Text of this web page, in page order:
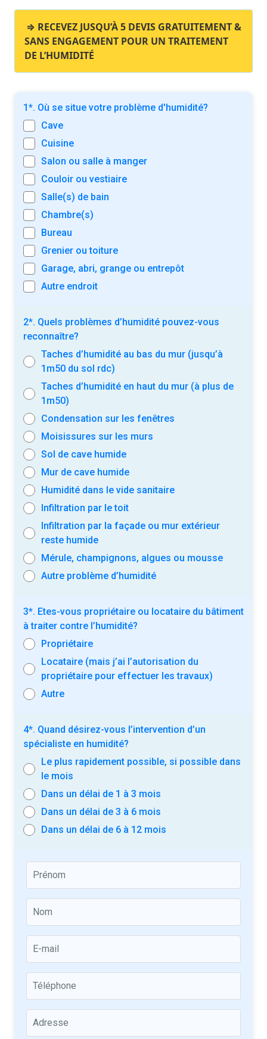
⇒ RECEVEZ JUSQU’À 5 DEVIS GRATUITEMENT &
SANS ENGAGEMENT POUR UN TRAITEMENT
DE L’HUMIDITÉ
1*. Où se situe votre problème d'humidité?
Cave
Cuisine
Salon ou salle à manger
Couloir ou vestiaire
Salle(s) de bain
Chambre(s)
Bureau
Grenier ou toiture
Garage, abri, grange ou entrepôt
Autre endroit
2*. Quels problèmes d’humidité pouvez-vous
reconnaître?
Taches d’humidité au bas du mur (jusqu’à
1m50 du sol rdc)
Taches d’humidité en haut du mur (à plus de
1m50)
Condensation sur les fenêtres
Moisissures sur les murs
Sol de cave humide
Mur de cave humide
Humidité dans le vide sanitaire
Infiltration par le toit
Infiltration par la façade ou mur extérieur
reste humide
Mérule, champignons, algues ou mousse
Autre problème d’humidité
3*. Etes-vous propriétaire ou locataire du bâtiment
à traiter contre l’humidité?
Propriétaire
Locataire (mais j’ai l’autorisation du
propriétaire pour effectuer les travaux)
Autre
4*. Quand désirez-vous l’intervention d’un
spécialiste en humidité?
Le plus rapidement possible, si possible dans
le mois
Dans un délai de 1 à 3 mois
Dans un délai de 3 à 6 mois
Dans un délai de 6 à 12 mois